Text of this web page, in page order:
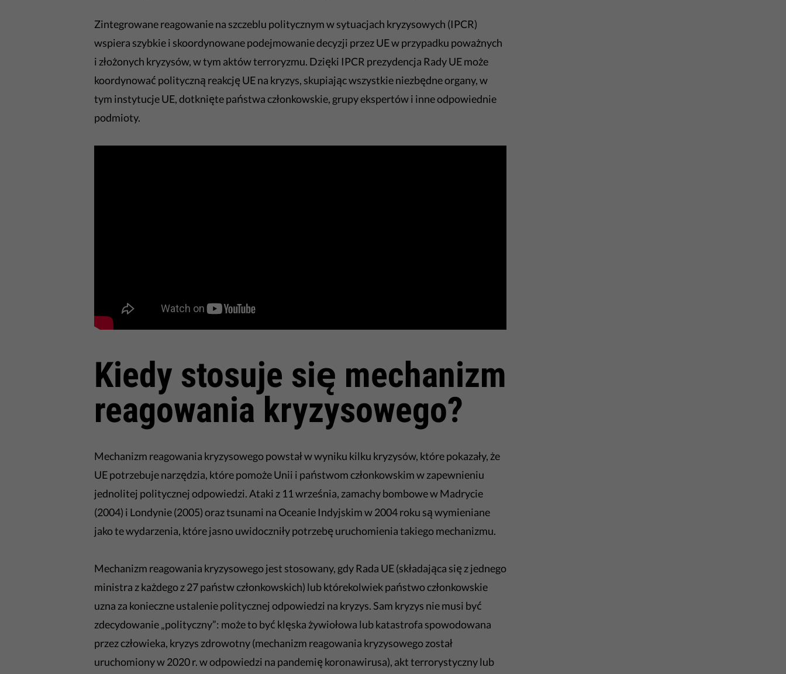
Zintegrowane reagowanie na szczeblu politycznym w sytuacjach kryzysowych (IPCR)
wspiera szybkie i skoordynowane podejmowanie decyzji przez UE w przypadku poważnych
i złożonych kryzysów, w tym aktów terroryzmu. Dzięki IPCR prezydencja Rady UE może
koordynować polityczną reakcję UE na kryzys, skupiając wszystkie niezbędne organy, w
tym instytucje UE, dotknięte państwa członkowskie, grupy ekspertów i inne odpowiednie
podmioty.
Kiedy stosuje się mechanizm
reagowania kryzysowego?
Mechanizm reagowania kryzysowego powstał w wyniku kilku kryzysów, które pokazały, że
UE potrzebuje narzędzia, które pomoże Unii i państwom członkowskim w zapewnieniu
jednolitej politycznej odpowiedzi. Ataki z 11 września, zamachy bombowe w Madrycie
(2004) i Londynie (2005) oraz tsunami na Oceanie Indyjskim w 2004 roku są wymieniane
jako te wydarzenia, które jasno uwidoczniły potrzebę uruchomienia takiego mechanizmu.
Mechanizm reagowania kryzysowego jest stosowany, gdy Rada UE (składająca się z jednego
ministra z każdego z 27 państw członkowskich) lub którekolwiek państwo członkowskie
uzna za konieczne ustalenie politycznej odpowiedzi na kryzys. Sam kryzys nie musi być
zdecydowanie „polityczny”: może to być klęska żywiołowa lub katastrofa spowodowana
przez człowieka, kryzys zdrowotny (mechanizm reagowania kryzysowego został
uruchomiony w 2020 r. w odpowiedzi na pandemię koronawirusa), akt terrorystyczny lub